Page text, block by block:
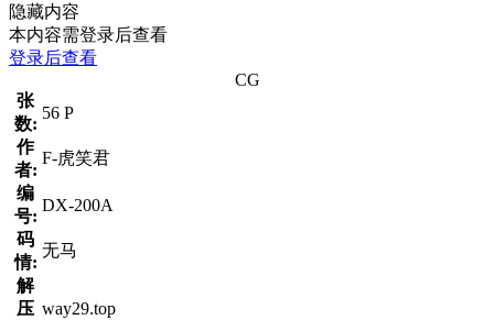
隐藏内容
本内容需登录后查看
登录后查看
CG
张
数:
56 P
作
者:
F-虎笑君
编
号:
DX-200A
码
情:
无马
解
压 way29.top